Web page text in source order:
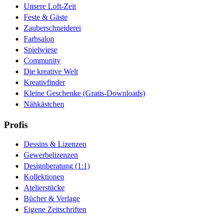
Unsere Loft-Zeit
Feste & Gäste
Zauberschneiderei
Farbsalon
Spielwiese
Community
Die kreative Welt
Kreativfinder
Kleine Geschenke (Gratis-Downloads)
Nähkästchen
Profis
Dessins & Lizenzen
Gewerbelizenzen
Designberatung (1:1)
Kollektionen
Atelierstücke
Bücher & Verlage
Eigene Zeitschriften